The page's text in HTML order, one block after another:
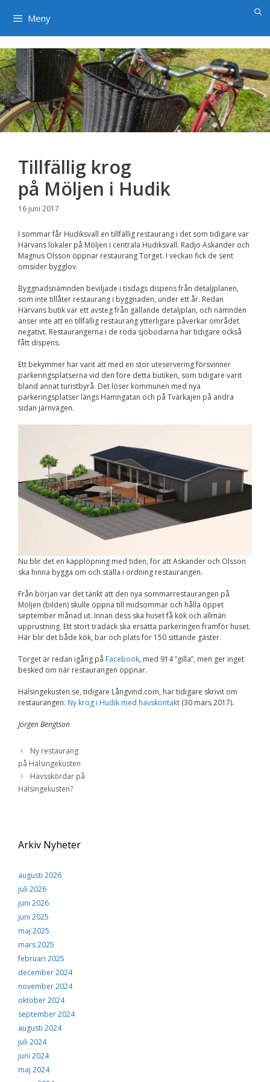
Meny
Tillfällig krog
på Möljen i Hudik
16 juni 2017
I sommar får Hudiksvall en tillfällig restaurang i det som tidigare var
Härvans lokaler på Möljen i centrala Hudiksvall. Radjo Askander och
Magnus Olsson öppnar restaurang Torget. I veckan fick de sent
omsider bygglov.
Byggnadsnämnden beviljade i tisdags dispens från detaljplanen,
som inte tillåter restaurang i byggnaden, under ett år. Redan
Härvans butik var ett avsteg från gällande detaljplan, och nämnden
anser inte att en tillfällig restaurang ytterligare påverkar området
negativt. Restaurangerna i de röda sjöbodarna har tidigare också
fått dispens.
Ett bekymmer har varit att med en stor uteservering försvinner
parkeringsplatserna vid den före detta butiken, som tidigare varit
bland annat turistbyrå. Det löser kommunen med nya
parkeringsplatser längs Hamngatan och på Tvärkajen på andra
sidan järnvägen.
Nu blir det en kapplöpning med tiden, för att Askander och Olsson
ska hinna bygga om och ställa i ordning restaurangen.
Från början var det tänkt att den nya sommarrestaurangen på
Möljen (bilden) skulle öppna till midsommar och hålla öppet
september månad ut. Innan dess ska huset få kök och allmän
upprustning. Ett stort trädäck ska ersätta parkeringen framför huset.
Här blir det både kök, bar och plats för 150 sittande gäster.
Torget är redan igång på Facebook, med 914 ”gilla”, men ger inget
besked om när restaurangen öppnar.
Hälsingekusten.se, tidigare Långvind.com, har tidigare skrivit om
restaurangen: Ny krog i Hudik med havskontakt (30 mars 2017).
Jörgen Bengtson
Ny restaurang
på Hälsingekusten
Havsskördar på
Hälsingekusten?
Arkiv Nyheter
augusti 2026
juli 2026
juni 2026
juni 2025
maj 2025
mars 2025
februari 2025
december 2024
november 2024
oktober 2024
september 2024
augusti 2024
juli 2024
juni 2024
maj 2024
×
Dessa kakor går
inte att välja
bort. De behövs
för att
hemsidan över
Statistik
För att vi ska
och
uppbyggnad,
baserat på
hur
hemsidan
används.
hemsida ska
prestera så bra
under ditt
besök. Om du
nekar de här
kakorna
kommer viss
att försvinna